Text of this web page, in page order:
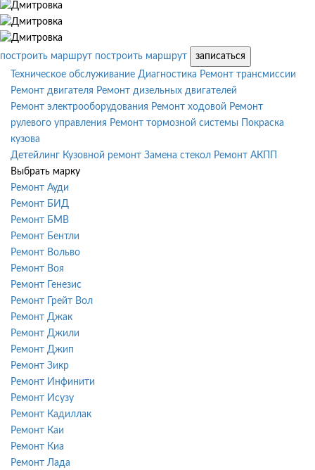
построить маршрут построить маршрут
записаться
Техническое обслуживание Диагностика Ремонт трансмиссии
Ремонт двигателя Ремонт дизельных двигателей
Ремонт электрооборудования Ремонт ходовой Ремонт
рулевого управления Ремонт тормозной системы
Покраска
кузова
Детейлинг Кузовной ремонт Замена стекол Ремонт АКПП
Выбрать марку
Ремонт Ауди
Ремонт БИД
Ремонт БМВ
Ремонт Бентли
Ремонт Вольво
Ремонт Воя
Ремонт Генезис
Ремонт Грейт Вол
Ремонт Джак
Ремонт Джили
Ремонт Джип
Ремонт Зикр
Ремонт Инфинити
Ремонт Исузу
Ремонт Кадиллак
Ремонт Каи
Ремонт Киа
Ремонт Лада